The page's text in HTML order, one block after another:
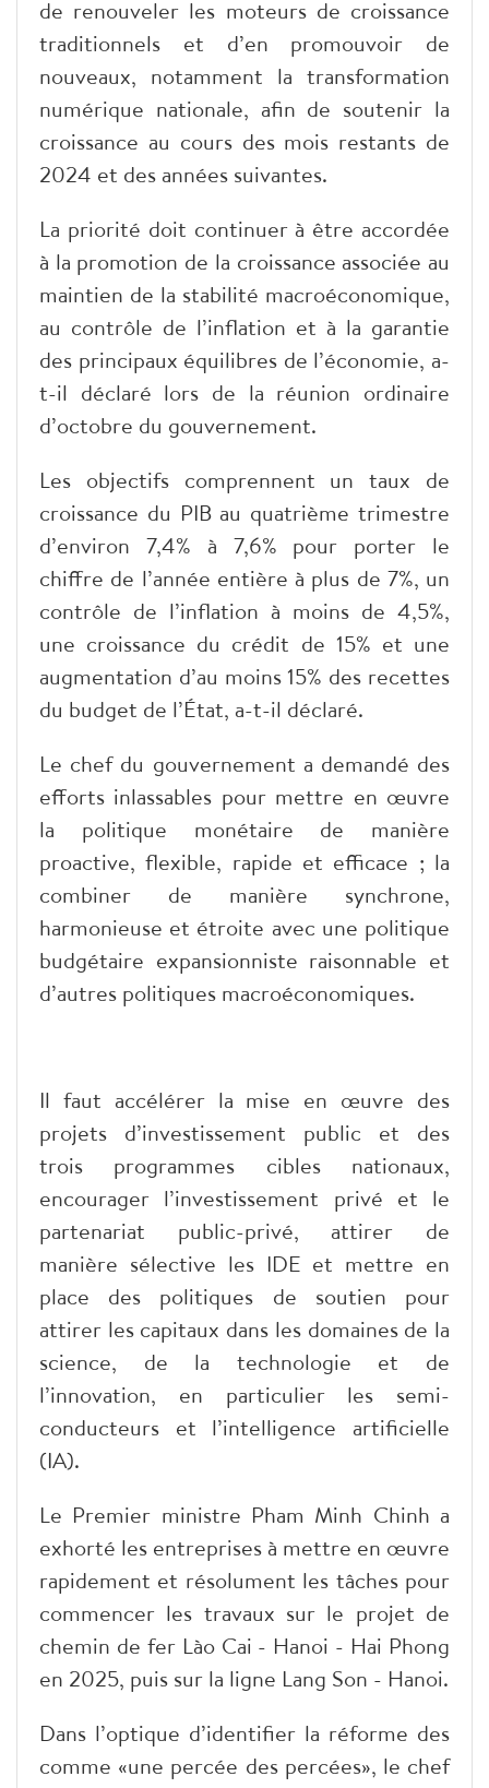
de renouveler les moteurs de croissance
traditionnels et d’en promouvoir de
nouveaux, notamment la transformation
numérique nationale, afin de soutenir la
croissance au cours des mois restants de
2024 et des années suivantes.
La priorité doit continuer à être accordée
à la promotion de la croissance associée au
maintien de la stabilité macroéconomique,
au contrôle de l’inflation et à la garantie
des principaux équilibres de l’économie, a-
t-il déclaré lors de la réunion ordinaire
d’octobre du gouvernement.
Les objectifs comprennent un taux de
croissance du PIB au quatrième trimestre
d’environ 7,4% à 7,6% pour porter le
chiffre de l’année entière à plus de 7%, un
contrôle de l’inflation à moins de 4,5%,
une croissance du crédit de 15% et une
augmentation d’au moins 15% des recettes
du budget de l’État, a-t-il déclaré.
Le chef du gouvernement a demandé des
efforts inlassables pour mettre en œuvre
la politique monétaire de manière
proactive, flexible, rapide et efficace ; la
combiner de manière synchrone,
harmonieuse et étroite avec une politique
budgétaire expansionniste raisonnable et
d’autres politiques macroéconomiques.
Il faut accélérer la mise en œuvre des
projets d’investissement public et des
trois programmes cibles nationaux,
encourager l’investissement privé et le
partenariat public-privé, attirer de
manière sélective les IDE et mettre en
place des politiques de soutien pour
attirer les capitaux dans les domaines de la
science, de la technologie et de
l’innovation, en particulier les semi-
conducteurs et l’intelligence artificielle
(IA).
Le Premier ministre Pham Minh Chinh a
exhorté les entreprises à mettre en œuvre
rapidement et résolument les tâches pour
commencer les travaux sur le projet de
chemin de fer Lào Cai - Hanoi - Hai Phong
en 2025, puis sur la ligne Lang Son - Hanoi.
Dans l’optique d’identifier la réforme des
comme «une percée des percées», le chef